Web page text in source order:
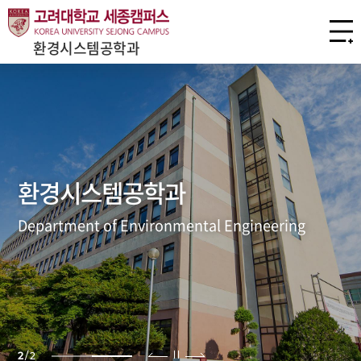
환경시스템공학과
2/2
환경시스템공학과
Department of Environmental Engineering